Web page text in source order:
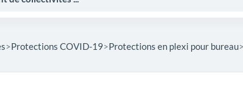
Protections COVID-19 Protections en plexi pour bureau